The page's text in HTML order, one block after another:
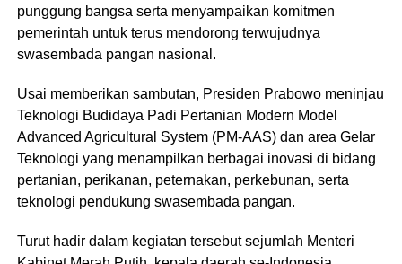
punggung bangsa serta menyampaikan komitmen
pemerintah untuk terus mendorong terwujudnya
swasembada pangan nasional.
Usai memberikan sambutan, Presiden Prabowo meninjau
Teknologi Budidaya Padi Pertanian Modern Model
Advanced Agricultural System (PM-AAS) dan area Gelar
Teknologi yang menampilkan berbagai inovasi di bidang
pertanian, perikanan, peternakan, perkebunan, serta
teknologi pendukung swasembada pangan.
Turut hadir dalam kegiatan tersebut sejumlah Menteri